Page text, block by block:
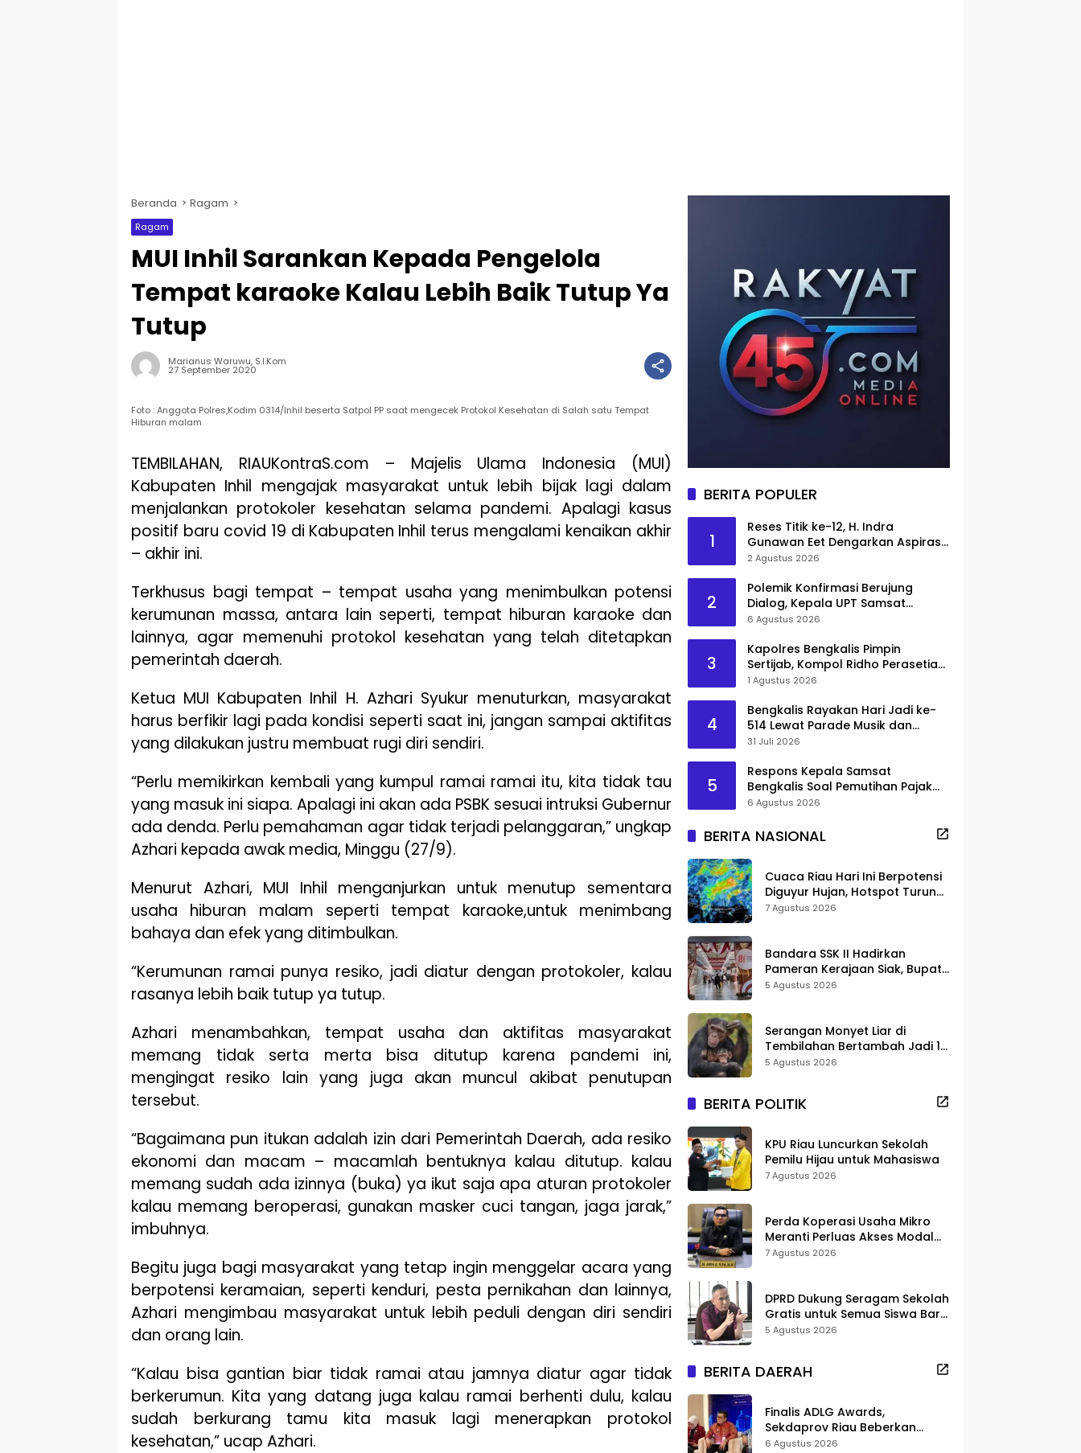
Beranda Ragam
Ragam
MUI Inhil Sarankan Kepada Pengelola
Tempat karaoke Kalau Lebih Baik Tutup Ya
Tutup
Marianus Waruwu, S.I.Kom
27 September 2020
Foto : Anggota Polres,Kodim 0314/Inhil beserta Satpol PP saat mengecek Protokol Kesehatan di Salah satu Tempat
Hiburan malam
TEMBILAHAN, RIAUKontraS.com – Majelis Ulama Indonesia (MUI)
Kabupaten Inhil mengajak masyarakat untuk lebih bijak lagi dalam
menjalankan protokoler kesehatan selama pandemi. Apalagi kasus
positif baru covid 19 di Kabupaten Inhil terus mengalami kenaikan akhir
– akhir ini.
Terkhusus bagi tempat – tempat usaha yang menimbulkan potensi
kerumunan massa, antara lain seperti, tempat hiburan karaoke dan
lainnya, agar memenuhi protokol kesehatan yang telah ditetapkan
pemerintah daerah.
Ketua MUI Kabupaten Inhil H. Azhari Syukur menuturkan, masyarakat
harus berfikir lagi pada kondisi seperti saat ini, jangan sampai aktifitas
yang dilakukan justru membuat rugi diri sendiri.
“Perlu memikirkan kembali yang kumpul ramai ramai itu, kita tidak tau
yang masuk ini siapa. Apalagi ini akan ada PSBK sesuai intruksi Gubernur
ada denda. Perlu pemahaman agar tidak terjadi pelanggaran,” ungkap
Azhari kepada awak media, Minggu (27/9).
Menurut Azhari, MUI Inhil menganjurkan untuk menutup sementara
usaha hiburan malam seperti tempat karaoke,untuk menimbang
bahaya dan efek yang ditimbulkan.
“Kerumunan ramai punya resiko, jadi diatur dengan protokoler, kalau
rasanya lebih baik tutup ya tutup.
Azhari menambahkan, tempat usaha dan aktifitas masyarakat
memang tidak serta merta bisa ditutup karena pandemi ini,
mengingat resiko lain yang juga akan muncul akibat penutupan
tersebut.
“Bagaimana pun itukan adalah izin dari Pemerintah Daerah, ada resiko
ekonomi dan macam – macamlah bentuknya kalau ditutup. kalau
memang sudah ada izinnya (buka) ya ikut saja apa aturan protokoler
kalau memang beroperasi, gunakan masker cuci tangan, jaga jarak,”
imbuhnya.
Begitu juga bagi masyarakat yang tetap ingin menggelar acara yang
berpotensi keramaian, seperti kenduri, pesta pernikahan dan lainnya,
Azhari mengimbau masyarakat untuk lebih peduli dengan diri sendiri
dan orang lain.
“Kalau bisa gantian biar tidak ramai atau jamnya diatur agar tidak
berkerumun. Kita yang datang juga kalau ramai berhenti dulu, kalau
sudah berkurang tamu kita masuk lagi menerapkan protokol
kesehatan,” ucap Azhari.
BERITA POPULER
1
Reses Titik ke-12, H. Indra
Gunawan Eet Dengarkan Aspirasi
Senggoro
2 Agustus 2026
2
Polemik Konfirmasi Berujung
Dialog, Kepala UPT Samsat
Bengkalis Minta Maaf
6 Agustus 2026
3
Kapolres Bengkalis Pimpin
Sertijab, Kompol Ridho Perasetia
Jadi Wakapolres
1 Agustus 2026
4
Bengkalis Rayakan Hari Jadi ke-
514 Lewat Parade Musik dan
Pameran Kuliner
31 Juli 2026
5
Respons Kepala Samsat
Bengkalis Soal Pemutihan Pajak
Disorot
6 Agustus 2026
BERITA NASIONAL
Cuaca Riau Hari Ini Berpotensi
Diguyur Hujan, Hotspot Turun
Jadi 25 Titik
7 Agustus 2026
Bandara SSK II Hadirkan
Pameran Kerajaan Siak, Bupati
Afni: Jadi Ruang Edukasi
5 Agustus 2026
Serangan Monyet Liar di
Tembilahan Bertambah Jadi 16
Korban, DPKP Bantah Video
5 Agustus 2026
BERITA POLITIK
KPU Riau Luncurkan Sekolah
Pemilu Hijau untuk Mahasiswa
7 Agustus 2026
Perda Koperasi Usaha Mikro
Meranti Perluas Akses Modal
dan Pasar
7 Agustus 2026
DPRD Dukung Seragam Sekolah
Gratis untuk Semua Siswa Baru,
Minta Rehab Sekolah Jangan
5 Agustus 2026
BERITA DAERAH
Finalis ADLG Awards,
Sekdaprov Riau Beberkan
Strategi Digitalisasi untuk
6 Agustus 2026